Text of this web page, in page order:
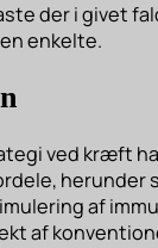
der i givet
enkelte.
ved kræft
herunder
af
af